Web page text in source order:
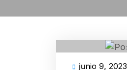
junio 9, 2023